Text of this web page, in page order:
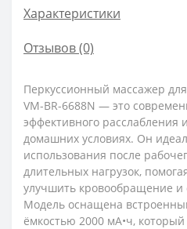
Характеристики
Отзывов (0)
Перкуссионный массажер
VM-BR-6688N — это
эффективного
домашних условиях. Он
использования после
длительных нагрузок,
улучшить кровообращение и
Модель оснащена
ёмкостью 2000 мА•ч,